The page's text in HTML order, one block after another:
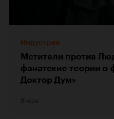
Индустрия
Мстители против
фанатские теории о
Доктор Дум»